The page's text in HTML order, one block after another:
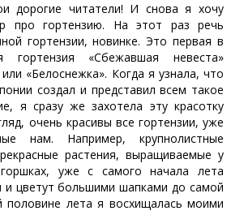
дорогие читатели! И снова я хочу
про гортензию. На этот раз речь
гортензии, новинке. Это первая в
гортензия «Сбежавшая невеста»
«Белоснежка». Когда я узнала, что
создал и представил всем такое
я сразу же захотела эту красотку
очень красивы все гортензии, уже
нам. Например, крупнолистные
растения, выращиваемые у
уже с самого начала лета
и цветут большими шапками до самой
половине лета я восхищалась моими